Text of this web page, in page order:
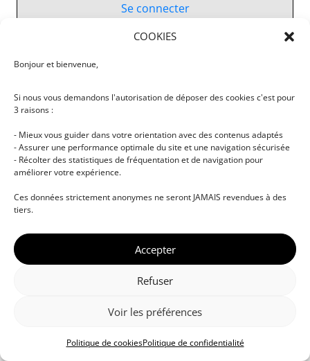
COOKIES
Bonjour et bienvenue,
Si nous vous demandons l'autorisation de déposer des cookies c'est pour
3 raisons :
- Mieux vous guider dans votre orientation avec des contenus adaptés
- Assurer une performance optimale du site et une navigation sécurisée
- Récolter des statistiques de fréquentation et de navigation pour
améliorer votre expérience.
Ces données strictement anonymes ne seront JAMAIS revendues à des
tiers.
Accepter
Refuser
Voir les préférences
Politique de cookiesPolitique de confidentialité
Se connecter
Vous n’avez pas de compte ?
musicale • Certifications professionnelles • Paris •